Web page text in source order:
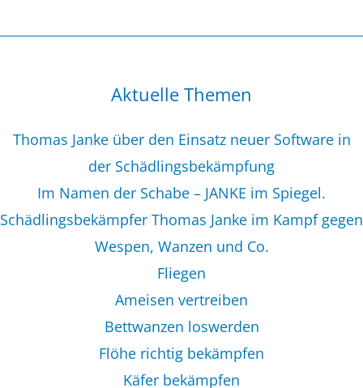
Aktuelle Themen
Thomas Janke über den Einsatz neuer Software in
der Schädlingsbekämpfung
Im Namen der Schabe – JANKE im Spiegel.
Schädlingsbekämpfer Thomas Janke im Kampf gegen
Wespen, Wanzen und Co.
Fliegen
Ameisen vertreiben
Bettwanzen loswerden
Flöhe richtig bekämpfen
Käfer bekämpfen